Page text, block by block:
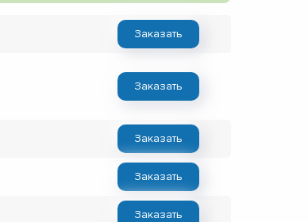
Заказать
Заказать
Заказать
Заказать
Заказать